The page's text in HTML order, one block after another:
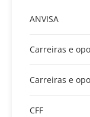
ANVISA
Carreiras e
Carreiras e
CFF